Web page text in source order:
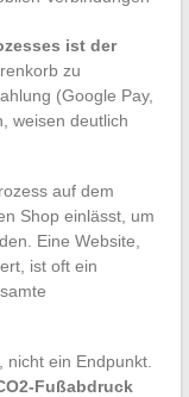
ist der
zu
(Google Pay,
weisen deutlich
auf dem
Shop einlässt, um
Eine Website,
ist oft ein
ein Endpunkt.
Fußabdruck